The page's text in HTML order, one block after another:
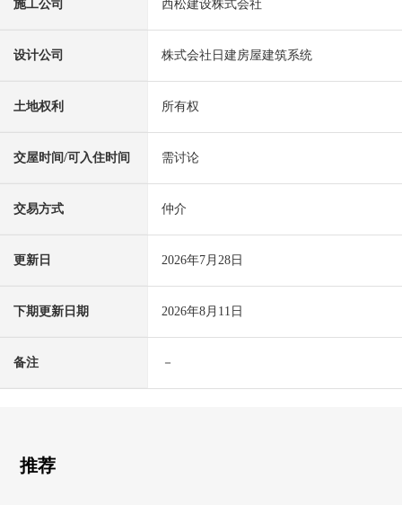
施工公司 西松建设株式会社
设计公司 株式会社日建房屋建筑系统
土地权利 所有权
交屋时间/可入住时间 需讨论
交易方式 仲介
更新日 2026年7月28日
下期更新日期 2026年8月11日
备注 －
推荐